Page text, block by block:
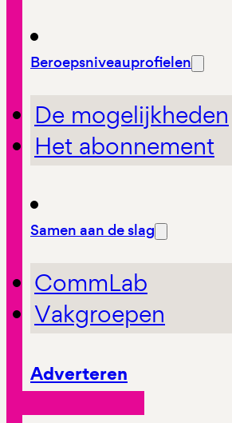
Beroepsniveauprofielen
De mogelijkheden
Het abonnement
Samen aan de slag
CommLab
Vakgroepen
Adverteren